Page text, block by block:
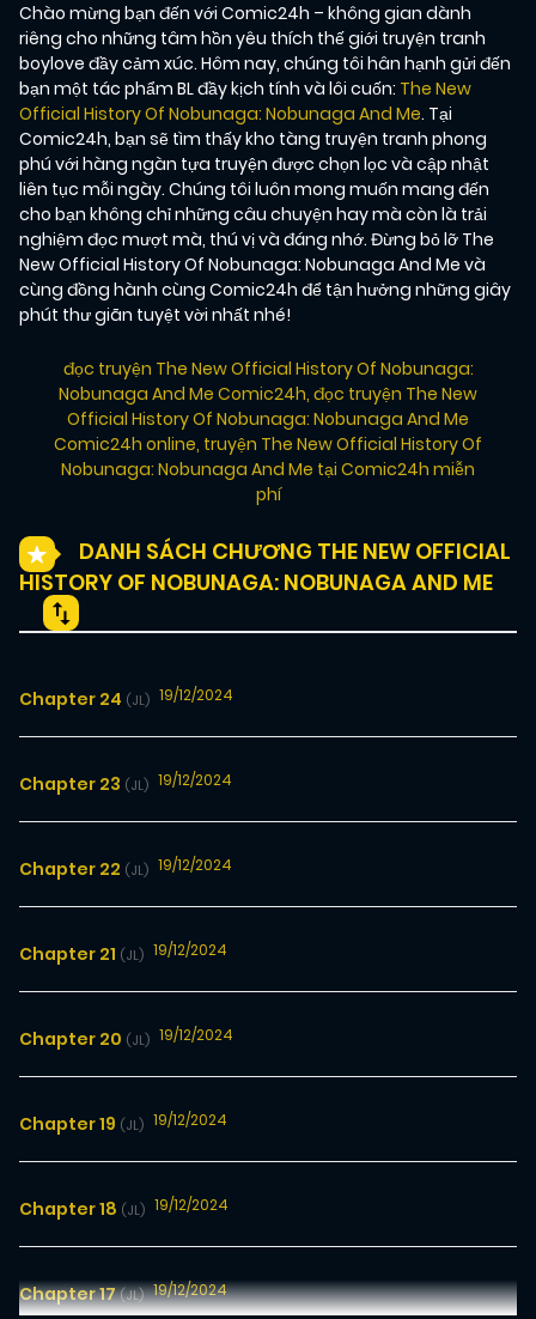
Chào mừng bạn đến với Comic24h – không gian dành
riêng cho những tâm hồn yêu thích thế giới truyện tranh
boylove đầy cảm xúc. Hôm nay, chúng tôi hân hạnh gửi đến
bạn một tác phẩm BL đầy kịch tính và lôi cuốn: The New
Official History Of Nobunaga: Nobunaga And Me. Tại
Comic24h, bạn sẽ tìm thấy kho tàng truyện tranh phong
phú với hàng ngàn tựa truyện được chọn lọc và cập nhật
liên tục mỗi ngày. Chúng tôi luôn mong muốn mang đến
cho bạn không chỉ những câu chuyện hay mà còn là trải
nghiệm đọc mượt mà, thú vị và đáng nhớ. Đừng bỏ lỡ The
New Official History Of Nobunaga: Nobunaga And Me và
cùng đồng hành cùng Comic24h để tận hưởng những giây
phút thư giãn tuyệt vời nhất nhé!
đọc truyện The New Official History Of Nobunaga:
Nobunaga And Me Comic24h, đọc truyện The New
Official History Of Nobunaga: Nobunaga And Me
Comic24h online, truyện The New Official History Of
Nobunaga: Nobunaga And Me tại Comic24h miễn
phí
DANH SÁCH CHƯƠNG THE NEW OFFICIAL
HISTORY OF NOBUNAGA: NOBUNAGA AND ME
Chapter 24 (JL) 19/12/2024
Chapter 23 (JL) 19/12/2024
Chapter 22 (JL) 19/12/2024
Chapter 21 (JL) 19/12/2024
Chapter 20 (JL) 19/12/2024
Chapter 19 (JL) 19/12/2024
Chapter 18 (JL) 19/12/2024
Chapter 17(JL) 19/12/2024